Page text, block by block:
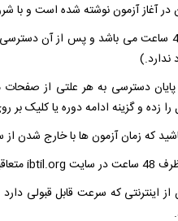
ندارد.)
زده و گزینه ادامه دوره یا کلیک بر
از اینترنتی که سرعت قابل قبولی